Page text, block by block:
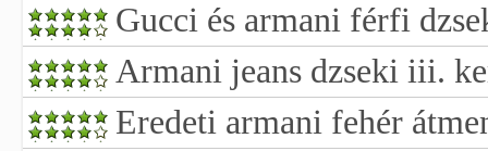
Gucci és armani férfi
Armani jeans dzseki iii.
Eredeti armani fehér